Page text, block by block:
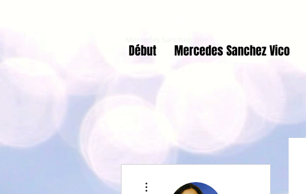
Début Mercedes Sanchez Vico